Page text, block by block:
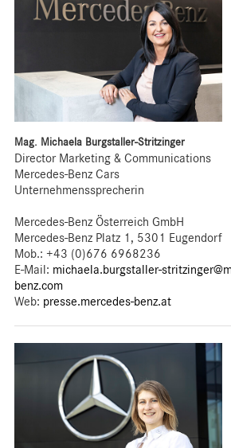
Mag. Michaela Burgstaller-Stritzinger
Director Marketing & Communications
Mercedes-Benz Cars
Unternehmenssprecherin
Mercedes-Benz Österreich GmbH
Mercedes-Benz Platz 1, 5301 Eugendorf
Mob.:+43 (0)676 6968236
E-Mail: michaela.burgstaller-
benz.com
Web: presse.mercedes-benz.at